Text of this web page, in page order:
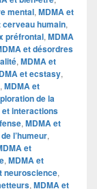
mental, MDMA et
cerveau humain,
préfrontal, MDMA
et désordres
, MDMA et
et ecstasy,
, MDMA et
de la
et interactions
, MDMA et
l’humeur,
et
, MDMA et
neuroscience,
, MDMA et